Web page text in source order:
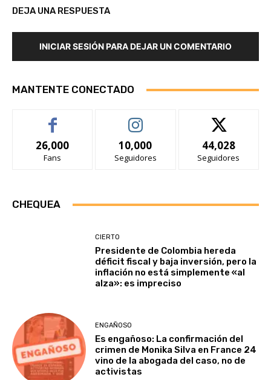
DEJA UNA RESPUESTA
INICIAR SESIÓN PARA DEJAR UN COMENTARIO
MANTENTE CONECTADO
26,000
Fans
10,000
Seguidores
44,028
Seguidores
CHEQUEA
CIERTO
Presidente de Colombia hereda
déficit fiscal y baja inversión, pero la
inflación no está simplemente «al
alza»: es impreciso
ENGAÑOSO
Es engañoso: La confirmación del
crimen de Monika Silva en France 24
vino de la abogada del caso, no de
activistas